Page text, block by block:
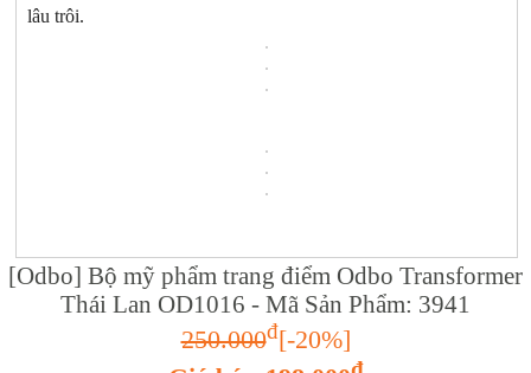
lâu trôi.
[Odbo] Bộ mỹ phẩm trang điểm Odbo Transformer
Thái Lan OD1016 - Mã Sản Phẩm: 3941
250.000đ[-20%]